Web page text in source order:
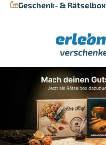
Geschenk- & Rätselbox